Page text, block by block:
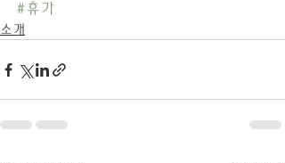
#휴가
소개